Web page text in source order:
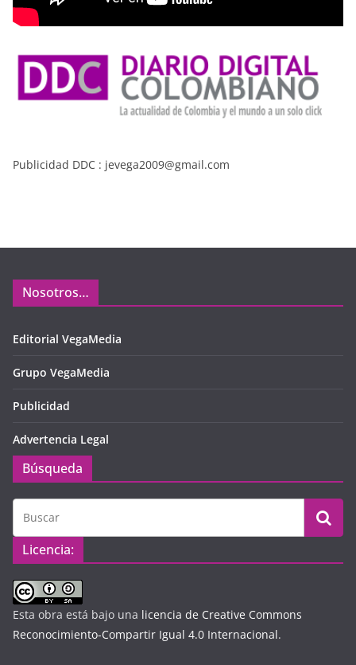
Publicidad DDC : jevega2009@gmail.com
Nosotros…
Editorial VegaMedia
Grupo VegaMedia
Publicidad
Advertencia Legal
Búsqueda
Licencia:
Esta obra está bajo una licencia de Creative Commons
Reconocimiento-Compartir Igual 4.0 Internacional.